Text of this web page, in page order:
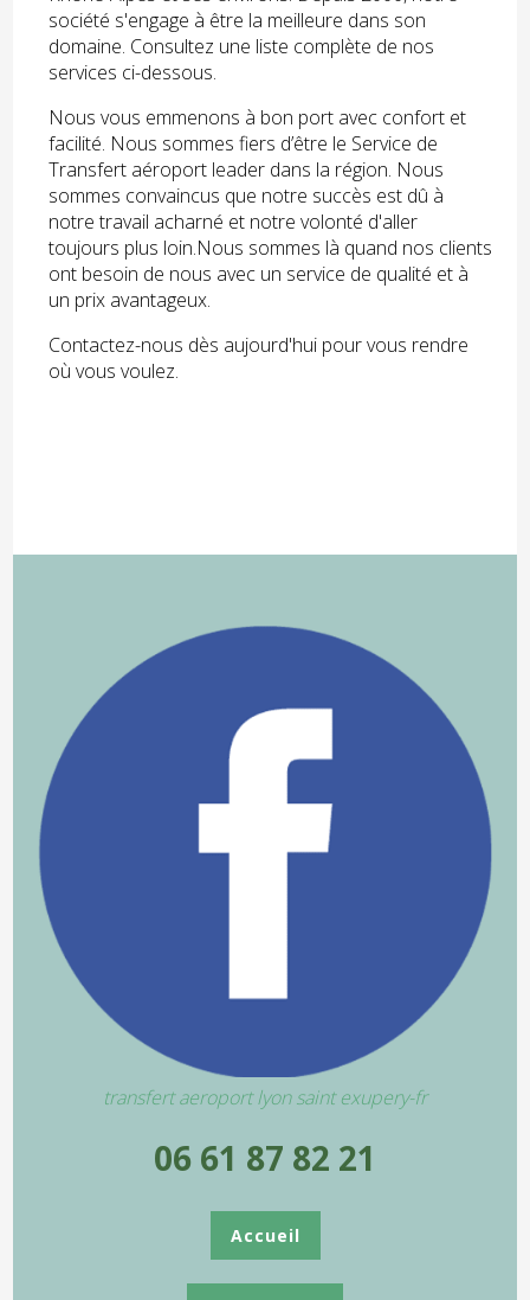
société s'engage à être la meilleure dans son
domaine. Consultez une liste complète de nos
services ci-dessous.
Nous vous emmenons à bon port avec confort et
facilité. Nous sommes fiers d’être le Service de
Transfert aéroport leader dans la région. Nous
sommes convaincus que notre succès est dû à
notre travail acharné et notre volonté d'aller
toujours plus loin.Nous sommes là quand nos clients
ont besoin de nous avec un service de qualité et à
un prix avantageux.
Contactez-nous dès aujourd'hui pour vous rendre
où vous voulez.
transfert aeroport lyon saint exupery-fr
06 61 87 82 21
Accueil